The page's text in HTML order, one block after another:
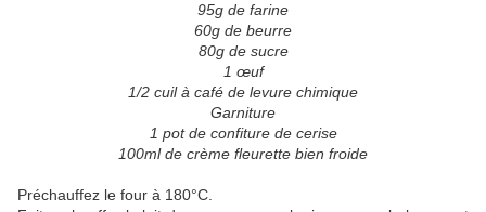
95g de farine
60g de beurre
80g de sucre
1 œuf
1/2 cuil à café de levure chimique
Garniture
1 pot de confiture de cerise
100ml de crème fleurette bien froide
Préchauffez le four à 180°C.